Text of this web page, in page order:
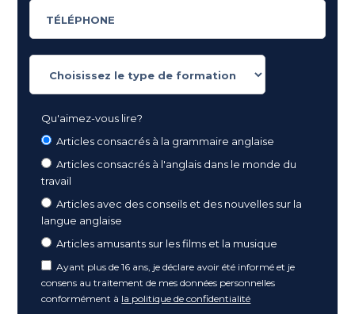
Qu'aimez-vous lire?
Articles consacrés à la grammaire anglaise
Articles consacrés à l'anglais dans le monde du
travail
Articles avec des conseils et des nouvelles sur la
langue anglaise
Articles amusants sur les films et la musique
Ayant plus de 16 ans, je déclare avoir été informé et je
consens au traitement de mes données personnelles
conformément à la politique de confidentialité